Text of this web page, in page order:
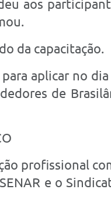
aos
da capacitação.
aplicar no
de
profissional
e o